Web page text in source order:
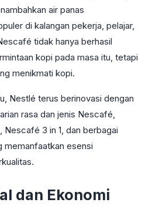
air panas
di kalangan pekerja, pelajar,
tidak hanya berhasil
kopi pada masa itu, tetapi
menikmati kopi.
Nestlé terus berinovasi dengan
rasa dan jenis Nescafé,
3 in 1, dan berbagai
memanfaatkan esensi
dan Ekonomi